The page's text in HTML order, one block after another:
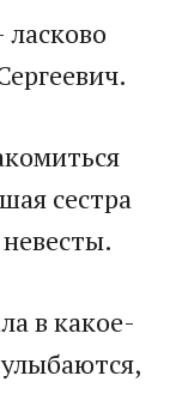
сестра
в какое-
улыбаются,